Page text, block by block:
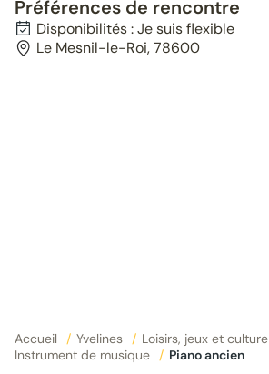
Préférences de rencontre
Disponibilités : Je suis flexible
Le Mesnil-le-Roi, 78600
Accueil / Yvelines / Loisirs, jeux et culture
Instrument de musique
/ Piano ancien